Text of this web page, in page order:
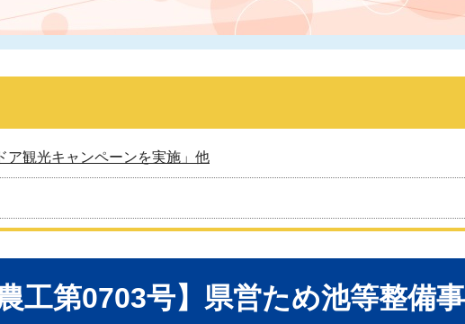
ア観光キャンペーンを実施」他
農工第0703号】県営ため池等整